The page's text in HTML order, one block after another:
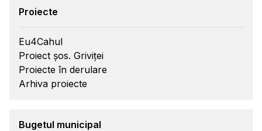
Proiecte
Eu4Cahul
Proiect șos. Griviței
Proiecte în derulare
Arhiva proiecte
Bugetul municipal